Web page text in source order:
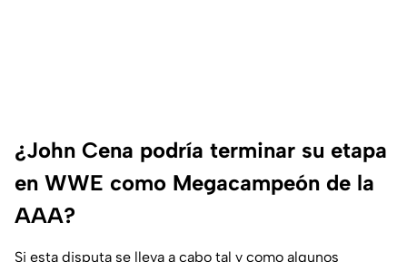
¿John Cena podría terminar su etapa
en WWE como Megacampeón de la
AAA?
Si esta disputa se lleva a cabo tal y como algunos